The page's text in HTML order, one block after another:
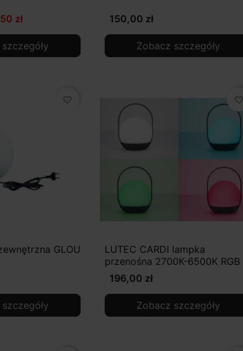
zł 150,00 zł
Zobacz szczegóły
favorite_border
GLOU
favorite_border
LUTEC CARDI lampka
przenośna 2700K-6500K RGB
196,00 zł
Zobacz szczegóły